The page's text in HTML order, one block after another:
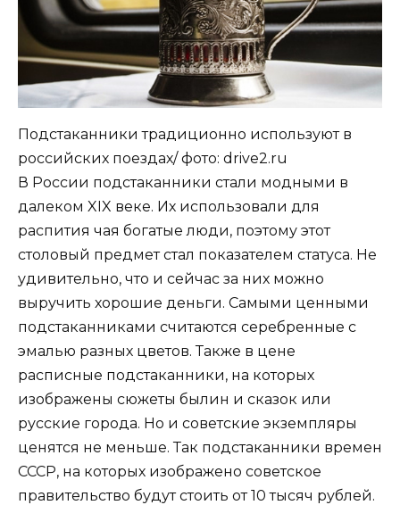
Подстаканники традиционно используют в
российских поездах/ фото: drive2.ru
В России подстаканники стали модными в
далеком XIX веке. Их использовали для
распития чая богатые люди, поэтому этот
столовый предмет стал показателем статуса. Не
удивительно, что и сейчас за них можно
выручить хорошие деньги. Самыми ценными
подстаканниками считаются серебренные с
эмалью разных цветов. Также в цене
расписные подстаканники, на которых
изображены сюжеты былин и сказок или
русские города. Но и советские экземпляры
ценятся не меньше. Так подстаканники времен
СССР, на которых изображено советское
правительство будут стоить от 10 тысяч рублей.